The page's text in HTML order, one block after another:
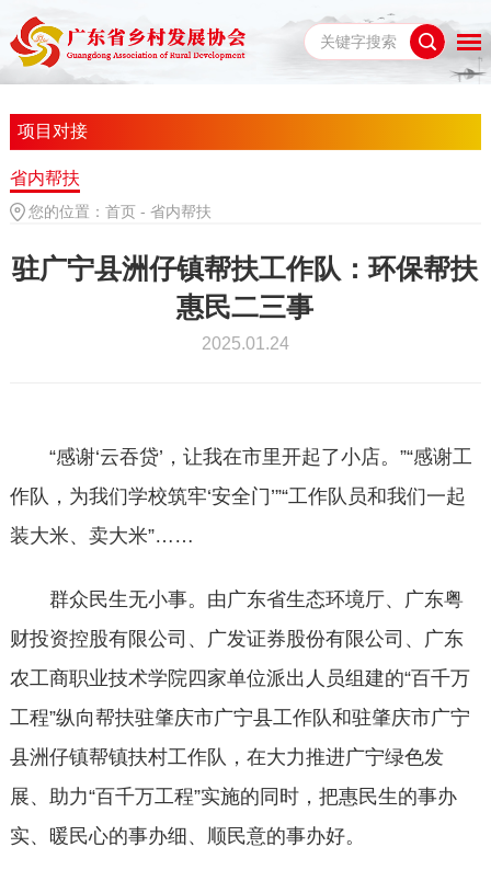
项目对接
省内帮扶
您的位置： 首页 - 省内帮扶
驻广宁县洲仔镇帮扶工作队：环保帮扶
惠民二三事
2025.01.24
“感谢‘云吞贷’，让我在市里开起了小店。”“感谢工
作队，为我们学校筑牢‘安全门’”“工作队员和我们一起
装大米、卖大米”……
群众民生无小事。由广东省生态环境厅、广东粤
财投资控股有限公司、广发证券股份有限公司、广东
农工商职业技术学院四家单位派出人员组建的“百千万
工程”纵向帮扶驻肇庆市广宁县工作队和驻肇庆市广宁
县洲仔镇帮镇扶村工作队，在大力推进广宁绿色发
展、助力“百千万工程”实施的同时，把惠民生的事办
实、暖民心的事办细、顺民意的事办好。